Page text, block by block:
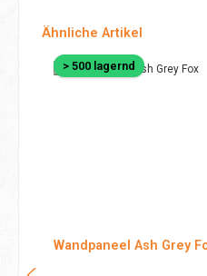
Produktgalerie überspringen
Ähnliche Artikel
> 500 lagernd
Wandpaneel Ash Grey